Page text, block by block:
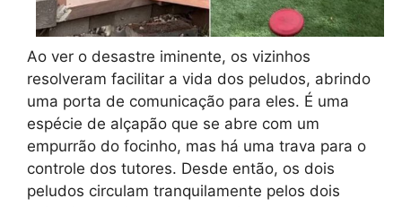
Ao ver o desastre iminente, os vizinhos
resolveram facilitar a vida dos peludos, abrindo
uma porta de comunicação para eles. É uma
espécie de alçapão que se abre com um
empurrão do focinho, mas há uma trava para o
controle dos tutores. Desde então, os dois
peludos circulam tranquilamente pelos dois